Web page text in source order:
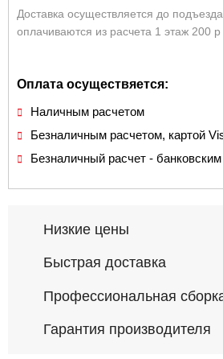
Доставка осуществляется до
оплачиваются из расчета 1 этаж 200 р
Оплата осуществяется:
Наличным расчетом
Безналичным расчетом, картой
Безналичный расчет -
Низкие цены
Быстрая доставка
Профессиональная
Гарантия производителя